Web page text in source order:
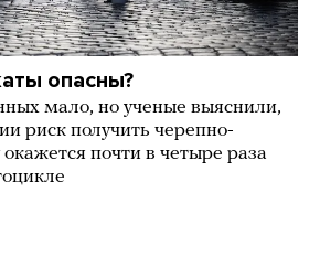
опасны?
мало, но ученые выяснили,
риск получить черепно-
почти в четыре раза